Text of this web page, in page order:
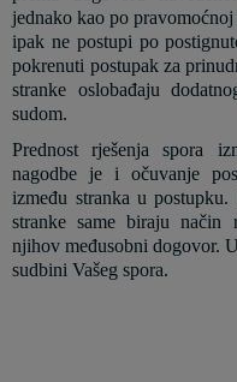
jednako kao po
ipak ne postupi po
pokrenuti postupak za
stranke oslobađaju
sudom.
Prednost rješenja spora
nagodbe je i očuvanje
između stranka u
stranke same biraju način
njihov međusobni dogovor.
sudbini Vašeg spora.